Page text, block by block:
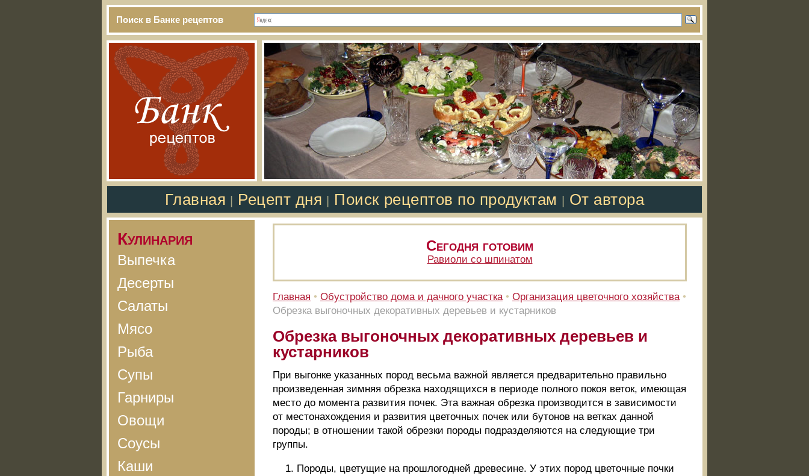
Поиск в Банке рецептов
Главная Рецепт дня Поиск рецептов по продуктам От автора
Кулинария
Выпечка
Десерты
Салаты
Мясо
Рыба
Супы
Гарниры
Овощи
Соусы
Каши
Сегодня готовим
Равиоли со шпинатом
Главная • Обустройство дома и дачного участка • Организация цветочного хозяйства •
Обрезка выгоночных декоративных деревьев и кустарников
Обрезка выгоночных декоративных деревьев и
кустарников
При выгонке указанных пород весьма важной является предварительно правильно
произведенная зимняя обрезка находящихся в периоде полного покоя веток, имеющая
место до момента развития почек. Эта важная обрезка производится в зависимости
от местонахождения и развития цветочных почек или бутонов на ветках данной
породы; в отношении такой обрезки породы подразделяются на следующие три
группы.
Породы, цветущие на прошлогодней древесине. У этих пород цветочные почки